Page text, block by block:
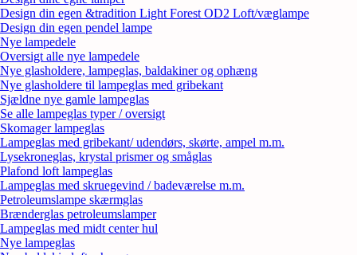
Design din egen &tradition Light Forest OD2 Loft/væglampe
Design din egen pendel lampe
Nye lampedele
Oversigt alle nye lampedele
Nye glasholdere, lampeglas, baldakiner og ophæng
Nye glasholdere til lampeglas med gribekant
Sjældne nye gamle lampeglas
Se alle lampeglas typer / oversigt
Skomager lampeglas
Lampeglas med gribekant/ udendørs, skørte, ampel m.m.
Lysekroneglas, krystal prismer og småglas
Plafond loft lampeglas
Lampeglas med skruegevind / badeværelse m.m.
Petroleumslampe skærmglas
Brænderglas petroleumslamper
Lampeglas med midt center hul
Nye lampeglas